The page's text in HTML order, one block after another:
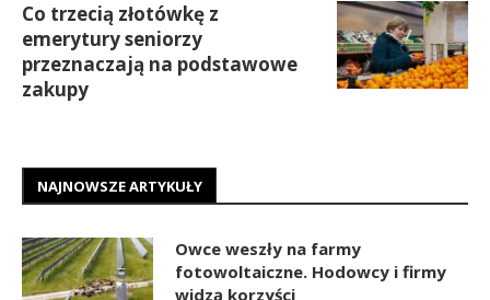
Co trzecią złotówkę z
emerytury seniorzy
przeznaczają na podstawowe
zakupy
NAJNOWSZE ARTYKUŁY
Owce weszły na farmy
fotowoltaiczne. Hodowcy i firmy
widzą korzyści